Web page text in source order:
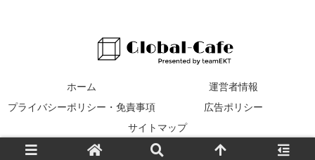
ホーム
運営者情報
プライバシーポリシー・免責事項
広告ポリシー
サイトマップ
© 2016 Global Cafe.